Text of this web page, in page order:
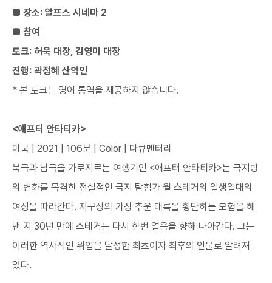
​■ ​장소: 알프스 시네마 2
■ 참여
토크: 허욱 대장, 김영미 대장
진행: 곽정혜 산악인
* 본 토크는 영어 통역을 제공하지 않습니다.​
<애프터 안타티카>
미국 | 2021 | 106분 | Color | 다큐멘터리
북극과 남극을 가로지르는 여행기인 <애프터 안타티카>는 극지방
의 변화를 목격한 전설적인 극지 탐험가 윌 스테거의 일생일대의
여정을 따라간다. 지구상의 가장 추운 대륙을 횡단하는 모험을 해
낸 지 30년 만에 스테거는 다시 한번 얼음을 향해 나아간다. 그는
이러한 역사적인 위업을 달성한 최초이자 최후의 인물로 알려져
있다.